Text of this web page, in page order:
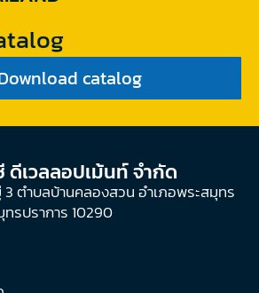
catalog
ดีเวลลอปเม้นท์ จํากัด
ตำบลบ้านคลองสวน อำเภอพระสมุทร
รปราการ 10290